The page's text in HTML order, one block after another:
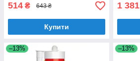
514 ₴ 643 ₴
Купити
1 381
–13% –13%